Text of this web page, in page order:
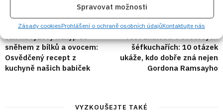
Spravovat možnosti
Zásady cookiesProhlášení o ochraně osobních údajůKontaktujte nás
PŘEDCHOZÍ RECEPT
sněhem z bílků a ovocem:
Osvědčený recept z
kuchyně našich babiček
DALŠÍ RECEPT
šéfkuchařích: 10 otázek
ukáže, kdo dobře zná nejen
Gordona Ramsayho
VYZKOUŠEJTE TAKÉ